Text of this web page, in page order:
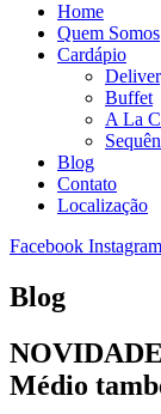
Home
Quem Somos
Cardápio
Buffet
A La
Blog
Contato
Localização
Facebook Instagram
Blog
Médio